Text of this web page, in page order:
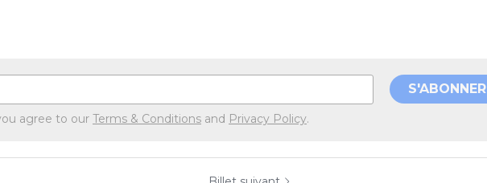
S'ABONNER
agree to our Terms & Conditions and Privacy Policy.